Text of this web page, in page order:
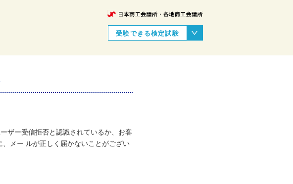
受験できる検定試験
ザー受信拒否と認識されているか、お客
メー ルが正しく届かないことがござい